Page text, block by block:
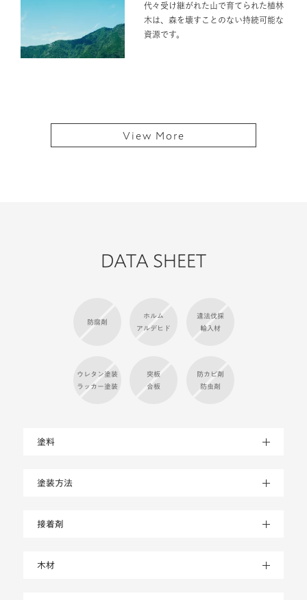
代々受け継がれた山で育てられた植林
木は、森を壊すことのない持続可能な
資源です。
View More
DATA SHEET
防腐剤
アルデヒド
違法伐採
輸入材
ウレタン塗装
ラッカー塗装
突板
合板
防カビ剤
防虫剤
塗料
塗装方法
接着剤
木材